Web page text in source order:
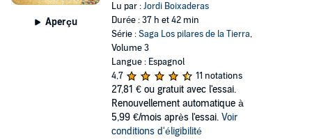
Aperçu
Lu par :Jordi Boixaderas
Durée : 37 h et 42 min
Série :Saga Los pilares de la Tierra,
Volume 3
Langue : Espagnol
4,7
11 notations
27,81 € ou gratuit avec l'essai.
Renouvellement automatique à
5,99 €/mois après l'essai. Voir
conditions d'éligibilité